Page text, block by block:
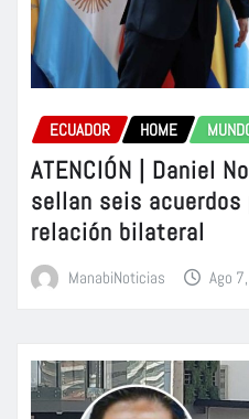
ECUADOR HOME
ATENCIÓN | Daniel
sellan seis
relación bilateral
ManabiNoticias Ago